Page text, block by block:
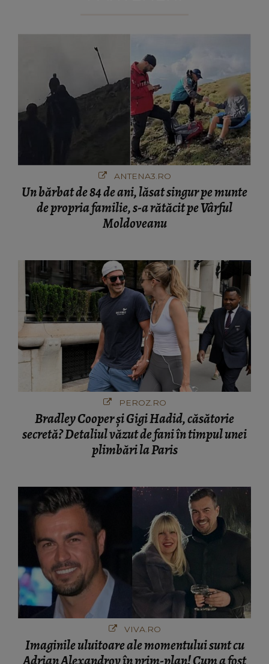
ANTENA3.RO
Un bărbat de 84 de ani, lăsat singur pe munte
de propria familie, s-a rătăcit pe Vârful
Moldoveanu
PEROZ.RO
Bradley Cooper și Gigi Hadid, căsătorie
secretă? Detaliul văzut de fani în timpul unei
plimbări la Paris
VIVA.RO
Imaginile uluitoare ale momentului sunt cu